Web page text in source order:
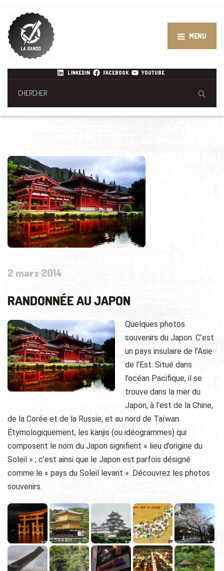
MENU
LINKEDIN FACEBOOK YOUTUBE
2 mars 2014
RANDONNÉE AU JAPON
Quelques photos
souvenirs du Japon. C’est
un pays insulaire de l’Asie
de l’Est. Situé dans
l’océan Pacifique, il se
trouve dans la mer du
Japon, à l’est de la Chine,
de la Corée et de la Russie, et au nord de Taïwan.
Étymologiquement, les kanjis (ou idéogrammes) qui
composent le nom du Japon signifient « lieu d’origine du
Soleil » ; c’est ainsi que le Japon est parfois désigné
comme le « pays du Soleil levant ». Découvrez les photos
souvenirs.